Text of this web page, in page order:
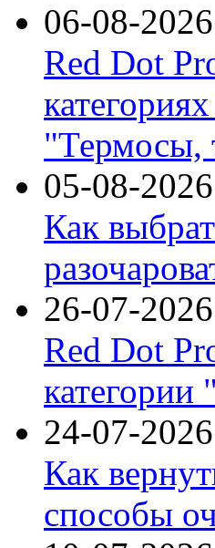
06-08-2026
Red Dot
"Термосы,
05-08-2026
Как
26-07-2026
Red Dot
категории
24-07-2026
Как
способы